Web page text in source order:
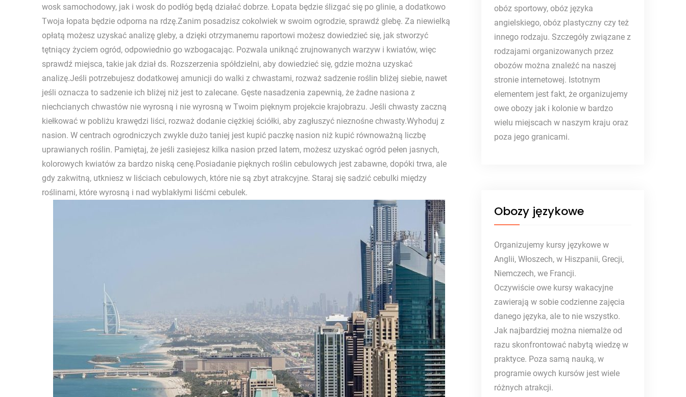
wosk samochodowy, jak i wosk do podłóg będą działać dobrze. Łopata będzie ślizgać się po glinie, a dodatkowo
Twoja łopata będzie odporna na rdzę.Zanim posadzisz cokolwiek w swoim ogrodzie, sprawdź glebę. Za niewielką
opłatą możesz uzyskać analizę gleby, a dzięki otrzymanemu raportowi możesz dowiedzieć się, jak stworzyć
tętniący życiem ogród, odpowiednio go wzbogacając. Pozwala uniknąć zrujnowanych warzyw i kwiatów, więc
sprawdź miejsca, takie jak dział ds. Rozszerzenia spółdzielni, aby dowiedzieć się, gdzie można uzyskać
analizę.Jeśli potrzebujesz dodatkowej amunicji do walki z chwastami, rozważ sadzenie roślin bliżej siebie, nawet
jeśli oznacza to sadzenie ich bliżej niż jest to zalecane. Gęste nasadzenia zapewnią, że żadne nasiona z
niechcianych chwastów nie wyrosną i nie wyrosną w Twoim pięknym projekcie krajobrazu. Jeśli chwasty zaczną
kiełkować w pobliżu krawędzi liści, rozważ dodanie ciężkiej ściółki, aby zagłuszyć nieznośne chwasty.Wyhoduj z
nasion. W centrach ogrodniczych zwykle dużo taniej jest kupić paczkę nasion niż kupić równoważną liczbę
uprawianych roślin. Pamiętaj, że jeśli zasiejesz kilka nasion przed latem, możesz uzyskać ogród pełen jasnych,
kolorowych kwiatów za bardzo niską cenę.Posiadanie pięknych roślin cebulowych jest zabawne, dopóki trwa, ale
gdy zakwitną, utkniesz w liściach cebulowych, które nie są zbyt atrakcyjne. Staraj się sadzić cebulki między
roślinami, które wyrosną i nad wyblakłymi liśćmi cebulek.
obóz sportowy, obóz języka
angielskiego, obóz plastyczny czy też
innego rodzaju. Szczegóły związane z
rodzajami organizowanych przez
obozów można znaleźć na naszej
stronie internetowej. Istotnym
elementem jest fakt, że organizujemy
owe obozy jak i kolonie w bardzo
wielu miejscach w naszym kraju oraz
poza jego granicami.
Obozy językowe
Organizujemy kursy językowe w
Anglii, Włoszech, w Hiszpanii, Grecji,
Niemczech, we Francji.
Oczywiście owe kursy wakacyjne
zawierają w sobie codzienne zajęcia
danego języka, ale to nie wszystko.
Jak najbardziej można niemalże od
razu skonfrontować nabytą wiedzę w
praktyce. Poza samą nauką, w
programie owych kursów jest wiele
różnych atrakcji.